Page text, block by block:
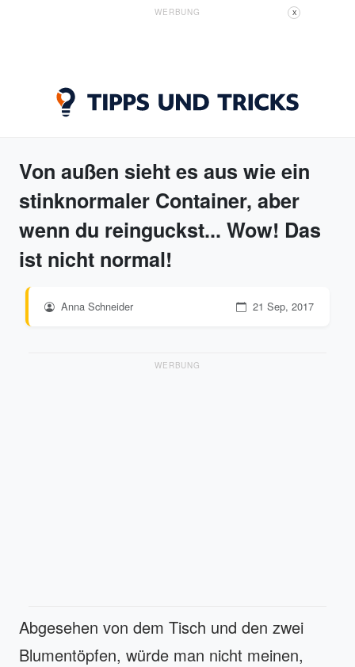
WERBUNG X
Von außen sieht es aus wie ein
stinknormaler Container, aber
wenn du reinguckst... Wow! Das
ist nicht normal!
Anna Schneider 21 Sep, 2017
WERBUNG
Abgesehen von dem Tisch und den zwei
Blumentöpfen, würde man nicht meinen,